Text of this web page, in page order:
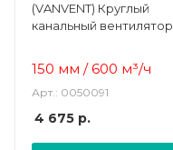
(VANVENT) Круглый
канальный вентилятор
150 мм / 600 м³/ч
Арт.: 0050091
4 675 р.